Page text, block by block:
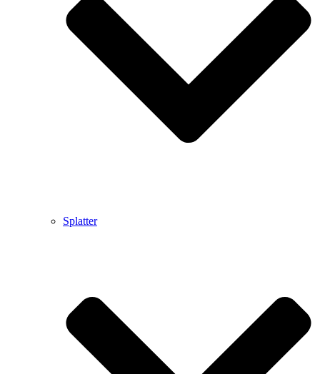
Splatter